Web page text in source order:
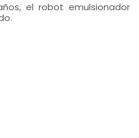
el robot emulsionador